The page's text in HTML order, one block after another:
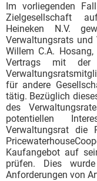
Im vorliegenden
Zielgesellschaft
Heineken N.V.
Verwaltungsrats und
Willem C.A.
Vertrags mit der
für andere
tätig. Bezüglich
des
potentiellen
Verwaltungsrat die
Kaufangebot auf
prüfen. Dies
Anforderungen von